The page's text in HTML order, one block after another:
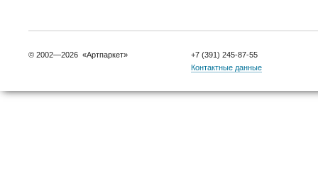
© 2002—2026 «Артпаркет»
+7 (391) 245-87-55
Контактные данные